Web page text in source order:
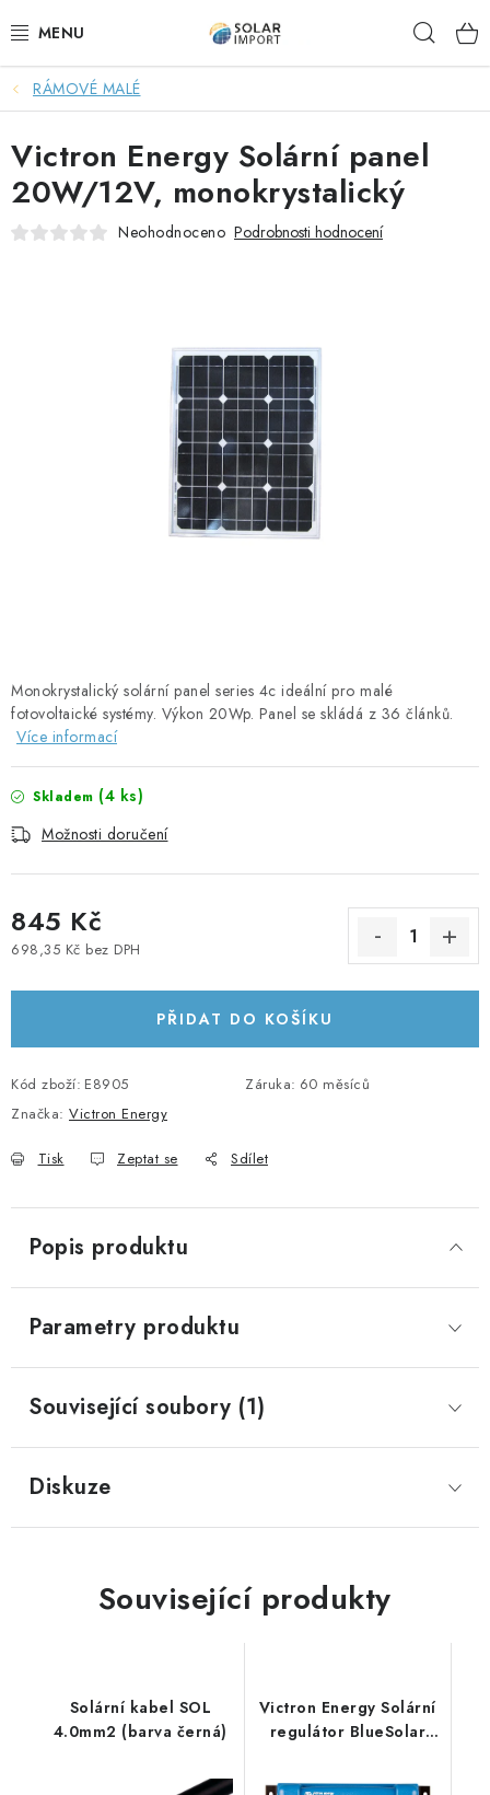
na
JAK VYBRAT SOLÁRNÍ SYSTÉM
KONTAKTY
POŠTOVNÉ A DOPRAVA
OBCHODNÍ PODMÍNKY
OVĚŘOVÁNÍ RECENZÍ
DOPRAVA ZDARMA
SOLÁRNÍ SESTAVY PRO CHATY
ZÁLOŽNÍ ZDROJE PRO ČERPADLA
SOLÁRNÍ NABÍJEČKY
MĚNIČE NAPĚTÍ
JIŠTĚNÍ DC
KABELY A KONEKTORY
PŘÍSLUŠENSTVÍ
Prodejna JESENICE Prodejna PRAHA
Prodejna BRNO
POŠTOVNÉ A DOPRAVA
OBCHODNÍ PODMÍNKY
RÁMOVÉ MALÉ
Monokrystalický solární panel series 4c ideální pro malé
fotovoltaické systémy. Výkon 20Wp. Panel se skládá z 36 článků.
Více informací
Skladem (4 ks)
Možnosti doručení
845 Kč
698,35 Kč bez DPH
PŘIDAT DO KOŠÍKU
Kód zboží: E8905 Záruka: 60 měsíců
Značka: Victron Energy
Tisk Zeptat se Sdílet
Victron Energy Solární panel
20W/12V, monokrystalický
Neohodnoceno Podrobnosti hodnocení
Popis produktu
Parametry produktu
Související soubory (1)
Diskuze
Související produkty
Solární kabel SOL
4.0mm2 (barva černá)
Victron Energy Solární
regulátor BlueSolar
12/24V-5A